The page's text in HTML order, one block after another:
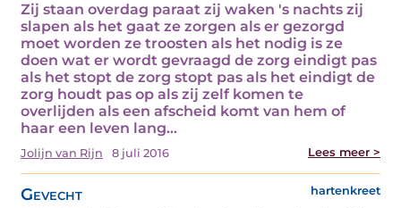
Zij staan overdag paraat zij waken 's nachts zij
slapen als het gaat ze zorgen als er gezorgd
moet worden ze troosten als het nodig is ze
doen wat er wordt gevraagd de zorg eindigt pas
als het stopt de zorg stopt pas als het eindigt de
zorg houdt pas op als zij zelf komen te
overlijden als een afscheid komt van hem of
haar een leven lang…
Jolijn van Rijn 8 juli 2016 Lees meer >
Gevecht hartenkreet